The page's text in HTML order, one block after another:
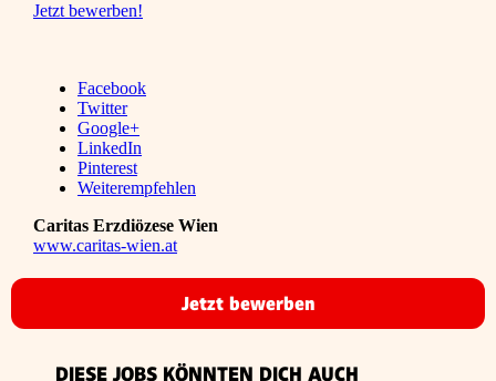
Jetzt bewerben!
Facebook
Twitter
Google+
LinkedIn
Pinterest
Weiterempfehlen
Caritas Erzdiözese Wien
www.caritas-wien.at
Jetzt bewerben
DIESE JOBS KÖNNTEN DICH AUCH